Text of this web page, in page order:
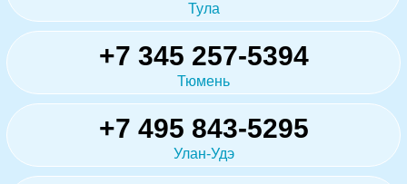
Тула
+7 345 257-5394
Тюмень
+7 495 843-5295
Улан-Удэ